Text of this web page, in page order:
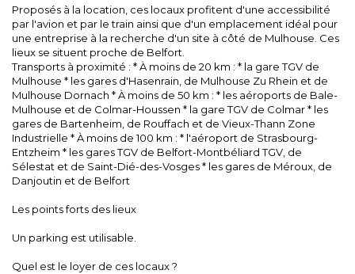
Proposés à la location, ces locaux profitent d'une accessibilité
par l'avion et par le train ainsi que d'un emplacement idéal pour
une entreprise à la recherche d'un site à côté de Mulhouse. Ces
lieux se situent proche de Belfort.
Transports à proximité : * À moins de 20 km : * la gare TGV de
Mulhouse * les gares d'Hasenrain, de Mulhouse Zu Rhein et de
Mulhouse Dornach * À moins de 50 km : * les aéroports de Bale-
Mulhouse et de Colmar-Houssen * la gare TGV de Colmar * les
gares de Bartenheim, de Rouffach et de Vieux-Thann Zone
Industrielle * À moins de 100 km : * l'aéroport de Strasbourg-
Entzheim * les gares TGV de Belfort-Montbéliard TGV, de
Sélestat et de Saint-Dié-des-Vosges * les gares de Méroux, de
Danjoutin et de Belfort
Les points forts des lieux
Un parking est utilisable.
Quel est le loyer de ces locaux ?